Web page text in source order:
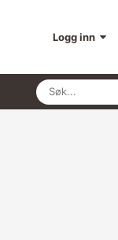
Logg inn